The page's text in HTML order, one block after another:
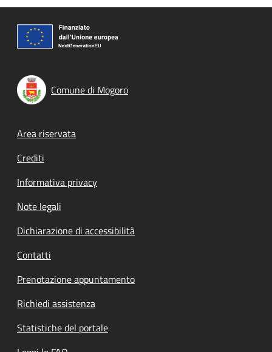
Comune di Mogoro
Footer menu
Area riservata
Crediti
Informativa privacy
Note legali
Dichiarazione di accessibilità
Contatti
Prenotazione appuntamento
Richiedi assistenza
Statistiche del portale